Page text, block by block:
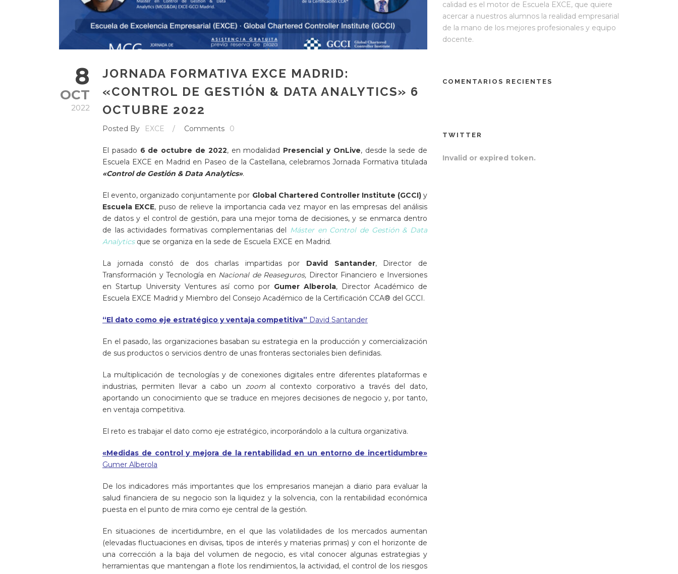
8
OCT
2022
JORNADA FORMATIVA EXCE MADRID:
«CONTROL DE GESTIÓN & DATA ANALYTICS» 6
OCTUBRE 2022
Posted By EXCE / Comments 0
El pasado 6 de octubre de 2022, en modalidad Presencial y OnLive, desde la sede de
Escuela EXCE en Madrid en Paseo de la Castellana, celebramos Jornada Formativa titulada
«Control de Gestión & Data Analytics».
El evento, organizado conjuntamente por Global Chartered Controller Institute (GCCI)y
Escuela EXCE, puso de relieve la importancia cada vez mayor en las empresas del análisis
de datos y el control de gestión, para una mejor toma de decisiones, y se enmarca dentro
de las actividades formativas complementarias del Máster en Control de Gestión & Data
Analyticsque se organiza en la sede de Escuela EXCE en Madrid.
La jornada constó de dos charlas impartidas por David Santander, Director de
Transformación y Tecnología en Nacional de Reaseguros, Director Financiero e Inversiones
en Startup University Ventures así como por Gumer Alberola, Director Académico de
Escuela EXCE Madrid y Miembro del Consejo Académico de la Certificación CCA® del GCCI.
“El dato como eje estratégico y ventaja competitiva” David Santander
En el pasado, las organizaciones basaban su estrategia en la producción y comercialización
de sus productos o servicios dentro de unas fronteras sectoriales bien definidas.
La multiplicación de tecnologías y de conexiones digitales entre diferentes plataformas e
industrias, permiten llevar a cabo un zoomal contexto corporativo a través del dato,
aportando un conocimiento que se traduce en mejores decisiones de negocio y, por tanto,
en ventaja competitiva.
El reto es trabajar el dato como eje estratégico, incorporándolo a la cultura organizativa.
«Medidas de control y mejora de la rentabilidad en un entorno de incertidumbre»
Gumer Alberola
De los indicadores más importantes que los empresarios manejan a diario para evaluar la
salud financiera de su negocio son la liquidez y la solvencia, con la rentabilidad económica
puesta en el punto de mira como eje central de la gestión.
En situaciones de incertidumbre, en el que las volatilidades de los mercados aumentan
(elevadas fluctuaciones en divisas, tipos de interés y materias primas) y con el horizonte de
una corrección a la baja del volumen de negocio, es vital conocer algunas estrategias y
herramientas que mantengan a flote los rendimientos, la actividad, el control de los riesgos
calidad es el motor de Escuela EXCE, que quiere
acercar a nuestros alumnos la realidad empresarial
de la mano de los mejores profesionales y equipo
docente.
COMENTARIOS RECIENTES
TWITTER
Invalid or expired token.